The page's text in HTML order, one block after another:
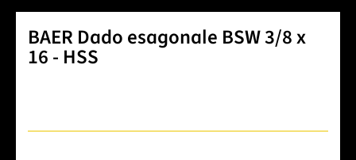
BAER Dado esagonale BSW 3/8 x
16 - HSS